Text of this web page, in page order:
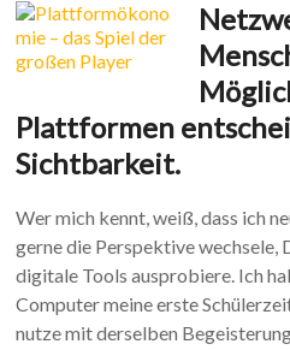
Plattformen
Sichtbarkeit.
Wer mich kennt, weiß, dass ich
gerne die Perspektive wechsele,
digitale Tools ausprobiere. Ich
Computer meine erste
nutze mit derselben